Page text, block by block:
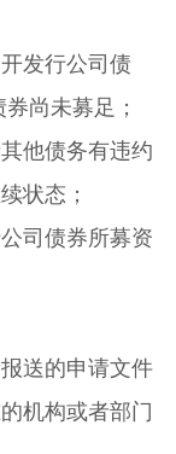
发行公司债
尚未募足；
他债务有违约
状态；
司债券所募资
送的申请文件
机构或者部门